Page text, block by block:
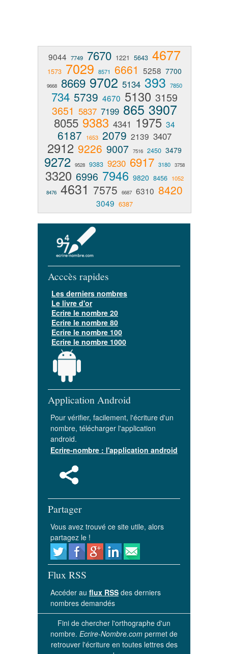
9044 7749 7670 1221 5643 4677
1573 7029 8571 6661 5258 7700
9668 8669 9702 5134 393 7850
734 5739 4670 5130 3159
3651 5837 7199 865 3907
8055 9383 4341 1975 34
6187 1653 2079 2139 3407
2912 9226 9007 7516 2450 3479
9272 9528 9383 9230 6917 3180 3758
3320 6996 7946 9820 8456 1052
8476 4631 7575 6687 6310 8420
3049 6387
Acccès rapides
Les derniers nombres
Le livre d'or
Ecrire le nombre 20
Ecrire le nombre 80
Ecrire le nombre 100
Ecrire le nombre 1000
Application Android
Pour vérifier, facilement, l'écriture d'un
nombre, télécharger l'application
android.
Ecrire-nombre : l'application android
Partager
Vous avez trouvé ce site utile, alors
partagez le !
Flux RSS
Accéder au flux RSS des derniers
nombres demandés
Fini de chercher l'orthographe d'un
nombre. Ecrire-Nombre.com permet de
retrouver l'écriture en toutes lettres des